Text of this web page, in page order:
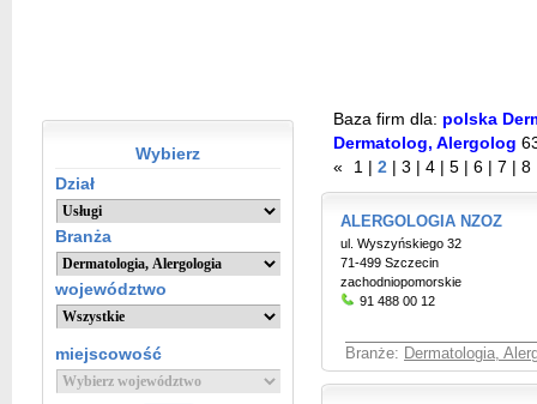
Wybierz
Dział
Branża
województwo
miejscowość
Baza firm dla: polska
Dermatolog, Alergolog
«
1 2 3 4 5 6 7 8
ALERGOLOGIA NZOZ
ul. Wyszyńskiego 32
71-499 Szczecin
zachodniopomorskie
91 488 00 12
Branże: Dermatologia,